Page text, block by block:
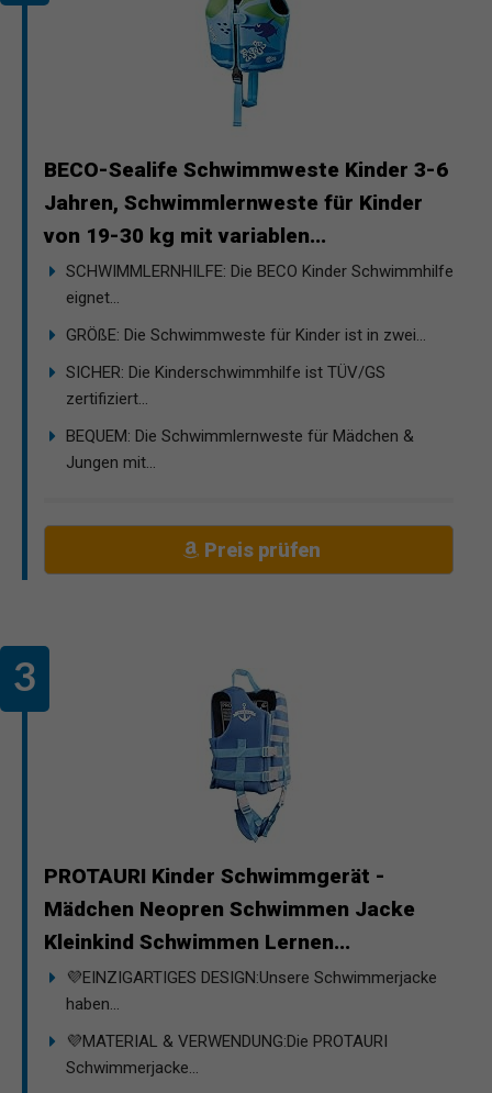
BECO-Sealife Schwimmweste Kinder 3-6
Jahren, Schwimmlernweste für Kinder
von 19-30 kg mit variablen...
SCHWIMMLERNHILFE: Die BECO Kinder Schwimmhilfe
eignet...
GRÖßE: Die Schwimmweste für Kinder ist in zwei...
SICHER: Die Kinderschwimmhilfe ist TÜV/GS
zertifiziert...
BEQUEM: Die Schwimmlernweste für Mädchen &
Jungen mit...
Preis prüfen
PROTAURI Kinder Schwimmgerät -
Mädchen Neopren Schwimmen Jacke
Kleinkind Schwimmen Lernen...
💜EINZIGARTIGES DESIGN:Unsere Schwimmerjacke
haben...
💜MATERIAL & VERWENDUNG:Die PROTAURI
Schwimmerjacke...